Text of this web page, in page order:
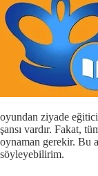
oyundan ziyade
şansı vardır. Fakat,
oynaman gerekir. Bu
söyleyebilirim.